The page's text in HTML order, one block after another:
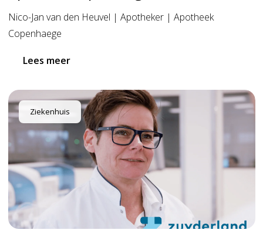
Nico-Jan van den Heuvel | Apotheker | Apotheek
Copenhaege
Lees meer
Ziekenhuis